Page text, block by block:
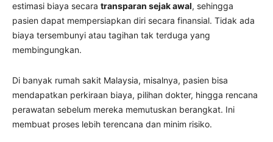
estimasi biaya secara transparan sejak awal, sehingga
pasien dapat mempersiapkan diri secara finansial. Tidak ada
biaya tersembunyi atau tagihan tak terduga yang
membingungkan.
Di banyak rumah sakit Malaysia, misalnya, pasien bisa
mendapatkan perkiraan biaya, pilihan dokter, hingga rencana
perawatan sebelum mereka memutuskan berangkat. Ini
membuat proses lebih terencana dan minim risiko.